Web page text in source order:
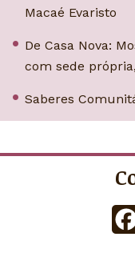
Macaé Evaristo
De Casa Nova:
com sede
Saberes